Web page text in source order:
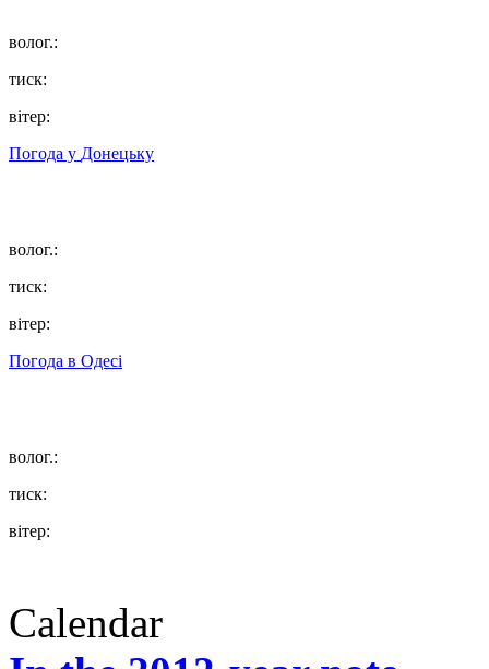
волог.:
тиск:
вітер:
Погода у Донецьку
волог.:
тиск:
вітер:
Погода в Одесі
волог.:
тиск:
вітер:
Calendar